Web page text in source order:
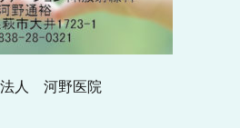
法人 河野医院